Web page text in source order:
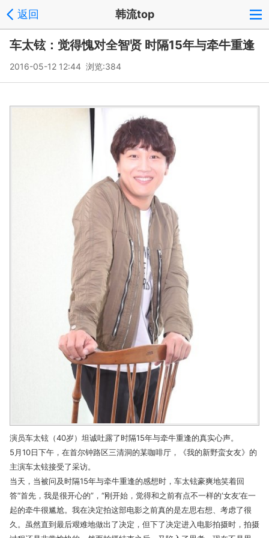
返回 韩流top
车太铉：觉得愧对全智贤 时隔15年与牵牛重逢
2016-05-12 12:44 浏览:384
演员车太铉（40岁）坦诚吐露了时隔15年与牵牛重逢的真实心声。
5月10日下午，在首尔钟路区三清洞的某咖啡厅，《我的新野蛮女友》的
主演车太铉接受了采访。
当天，当被问及时隔15年与牵牛重逢的感想时，车太铉豪爽地笑着回
答“首先，我是很开心的”，“刚开始，觉得和之前有点不一样的‘女友’在一
起的牵牛很尴尬。我在决定拍这部电影之前真的是左思右想、考虑了很
久。虽然直到最后艰难地做出了决定，但下了决定进入电影拍摄时，拍摄